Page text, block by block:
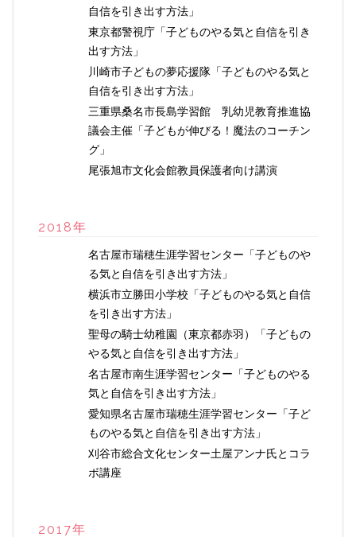
自信を引き出す方法」
東京都警視庁「子どものやる気と自信を引き
出す方法」
川崎市子どもの夢応援隊「子どものやる気と
自信を引き出す方法」
三重県桑名市長島学習館 乳幼児教育推進協
議会主催「子どもが伸びる！魔法のコーチン
グ」
尾張旭市文化会館教員保護者向け講演
2018年
名古屋市瑞穂生涯学習センター「子どものや
る気と自信を引き出す方法」
横浜市立勝田小学校「子どものやる気と自信
を引き出す方法」
聖母の騎士幼稚園（東京都赤羽）「子どもの
やる気と自信を引き出す方法」
名古屋市南生涯学習センター「子どものやる
気と自信を引き出す方法」
愛知県名古屋市瑞穂生涯学習センター「子ど
ものやる気と自信を引き出す方法」
刈谷市総合文化センター土屋アンナ氏とコラ
ボ講座
2017年